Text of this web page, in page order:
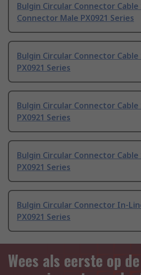
Bulgin Circular Connector
Connector Male PX0921 Series
Bulgin Circular Connector Cable
PX0921 Series
Bulgin Circular Connector Cable
PX0921 Series
Bulgin Circular Connector Cable
PX0921 Series
Bulgin Circular Connector In-
PX0921 Series
Wees als eerste op